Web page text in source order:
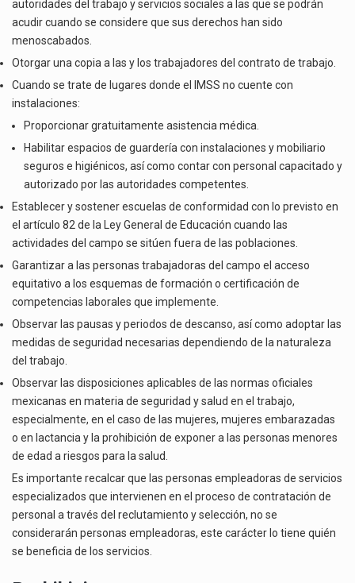
autoridades del trabajo y servicios sociales a las que se podrán
acudir cuando se considere que sus derechos han sido
menoscabados.
Otorgar una copia a las y los trabajadores del contrato de trabajo.
Cuando se trate de lugares donde el IMSS no cuente con
instalaciones:
Proporcionar gratuitamente asistencia médica.
Habilitar espacios de guardería con instalaciones y mobiliario
seguros e higiénicos, así como contar con personal capacitado y
autorizado por las autoridades competentes.
Establecer y sostener escuelas de conformidad con lo previsto en
el artículo 82 de la Ley General de Educación cuando las
actividades del campo se sitúen fuera de las poblaciones.
Garantizar a las personas trabajadoras del campo el acceso
equitativo a los esquemas de formación o certificación de
competencias laborales que implemente.
Observar las pausas y periodos de descanso, así como adoptar las
medidas de seguridad necesarias dependiendo de la naturaleza
del trabajo.
Observar las disposiciones aplicables de las normas oficiales
mexicanas en materia de seguridad y salud en el trabajo,
especialmente, en el caso de las mujeres, mujeres embarazadas
o en lactancia y la prohibición de exponer a las personas menores
de edad a riesgos para la salud.
Es importante recalcar que las personas empleadoras de servicios
especializados que intervienen en el proceso de contratación de
personal a través del reclutamiento y selección, no se
considerarán personas empleadoras, este carácter lo tiene quién
se beneficia de los servicios.